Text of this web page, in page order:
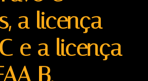
a licença
e a licença
B.